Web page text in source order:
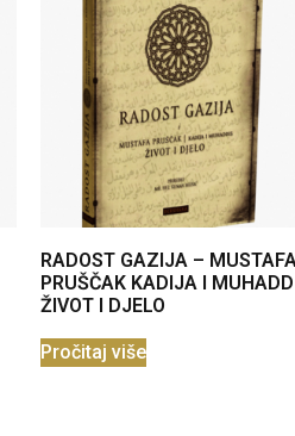
RADOST GAZIJA –
PRUŠČAK KADIJA I
ŽIVOT I DJELO
Pročitaj više